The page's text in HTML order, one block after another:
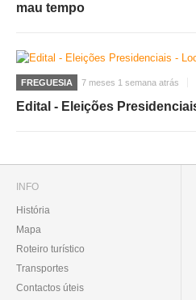
mau tempo
FREGUESIA 7 meses 1 semana atrás
Edital - Eleições
INFO
História
Mapa
Roteiro turístico
Transportes
Contactos úteis